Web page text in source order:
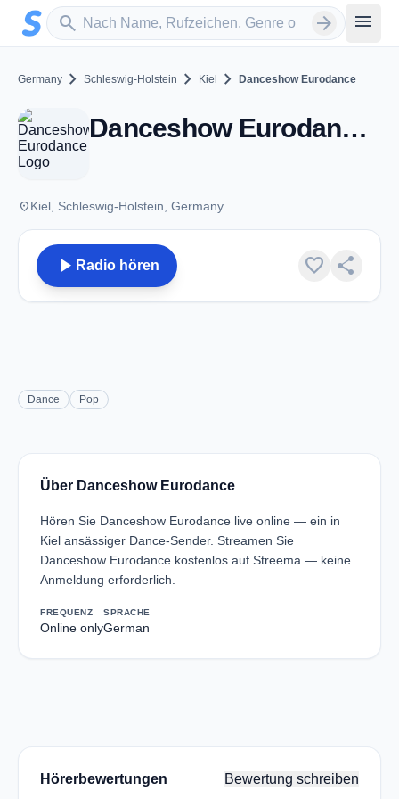
Zum Hauptinhalt springen
search
Sender suchen arrow_forward menu
Germany chevron_right Schleswig-Holstein chevron_right Kiel chevron_right Danceshow Eurodance
Danceshow Eurodance - Kiel
placeKiel, Schleswig-Holstein, Germany
play_arrow Radio hören favorite share
Dance Pop
Über Danceshow Eurodance
Hören Sie Danceshow Eurodance live online — ein in
Kiel ansässiger Dance-Sender. Streamen Sie
Danceshow Eurodance kostenlos auf Streema — keine
Anmeldung erforderlich.
FREQUENZ
Online only
SPRACHE
German
Hörerbewertungen Bewertung schreiben